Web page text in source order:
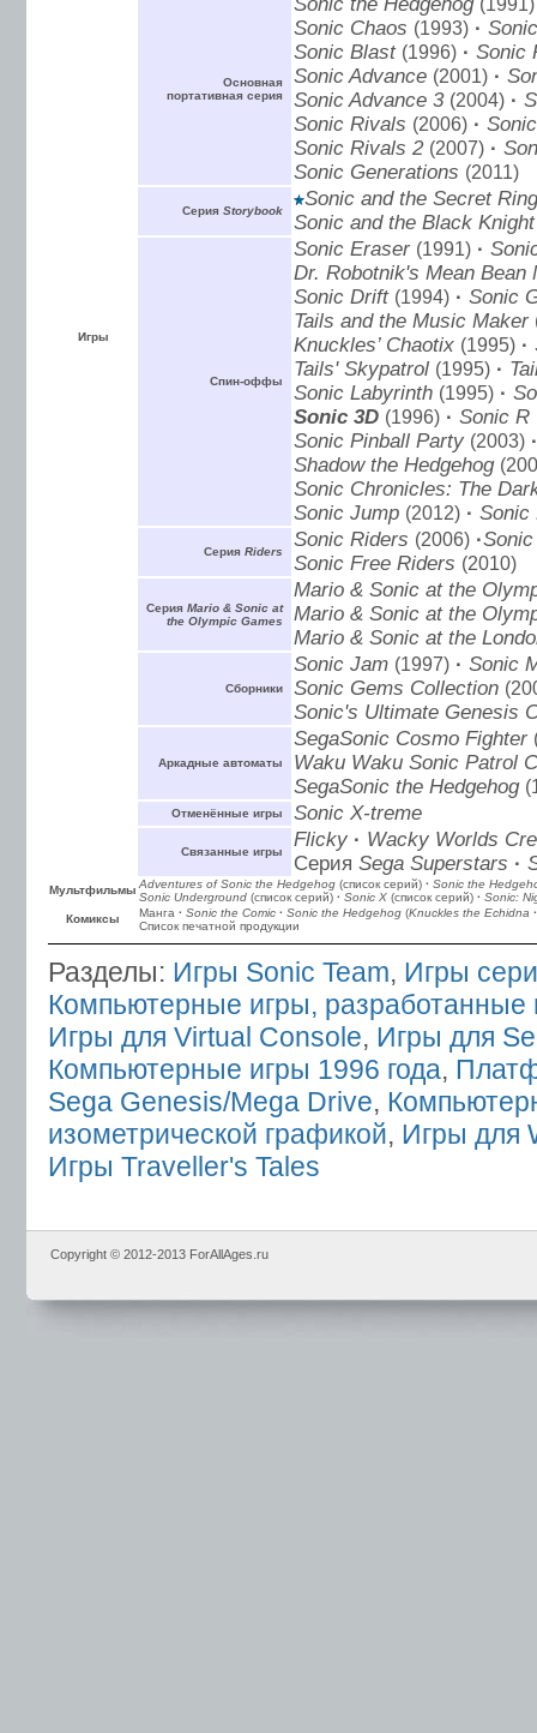
Игры
Основная
портативная серия
Sonic Chaos (1993) ·
Sonic Blast (1996) · Sonic
Sonic Advance (2001) ·
Sonic Advance 3 (2004) ·
Sonic Rivals (2006) ·
Sonic Rivals 2 (2007) ·
Sonic Generations (2011)
Серия Storybook
Sonic and the Secret
Sonic and the Black Knight
Спин-оффы
Sonic Eraser (1991) ·
Dr. Robotnik's Mean Bean
Sonic Drift (1994) · Sonic
Tails and the Music Maker
Knuckles’ Chaotix (1995) ·
Tails' Skypatrol (1995) ·
Sonic Labyrinth (1995) ·
Sonic 3D (1996) · Sonic R
Sonic Pinball Party (2003) ·
Shadow the Hedgehog
Sonic Chronicles: The
Sonic Jump (2012) · Sonic
Серия Riders
Sonic Riders (2006) ·
Sonic Free Riders (2010)
Серия Mario & Sonic at
the Olympic Games
Mario & Sonic at the
Mario & Sonic at the
Mario & Sonic at the
Сборники
Sonic Jam (1997) · Sonic
Sonic Gems Collection
Sonic's Ultimate Genesis
Аркадные автоматы
SegaSonic Cosmo Fighter
Waku Waku Sonic Patrol
SegaSonic the Hedgehog
Отменённые игры Sonic X-treme
Связанные игры
Flicky · Wacky Worlds
Серия Sega Superstars ·
Мультфильмы Adventures of Sonic the Hedgehog (список серий) · Sonic the
Sonic Underground (список серий) · Sonic X (список серий) · Sonic:
Комиксы
Манга · Sonic the Comic · Sonic the Hedgehog (Knuckles the Echidna ·
Список печатной продукции
Разделы: Игры Sonic Team, Игры
Компьютерные игры, разработанные
Игры для Virtual Console, Игры для
Компьютерные игры 1996 года,
Sega Genesis/Mega Drive,
изометрической графикой, Игры для
Игры Traveller's Tales
Copyright © 2012-2013 ForAllAges.ru